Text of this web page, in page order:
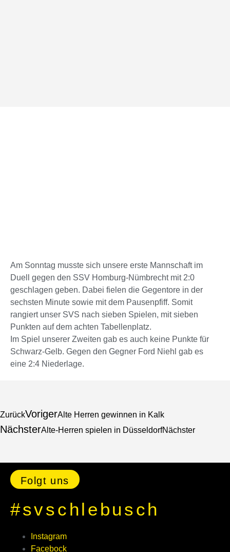
Am Sonntag musste sich unsere erste Mannschaft im
Duell gegen den SSV Homburg-Nümbrecht mit 2:0
geschlagen geben. Dabei fielen die Gegentore in der
sechsten Minute sowie mit dem Pausenpfiff. Somit
rangiert unser SVS nach sieben Spielen, mit sieben
Punkten auf dem achten Tabellenplatz.
Im Spiel unserer Zweiten gab es auch keine Punkte für
Schwarz-Gelb. Gegen den Gegner Ford Niehl gab es
eine 2:4 Niederlage.
ZurückVorigerAlte Herren gewinnen in Kalk
NächsterAlte-Herren spielen in DüsseldorfNächster
Folgt uns
#svschlebusch
Instagram
Facebock